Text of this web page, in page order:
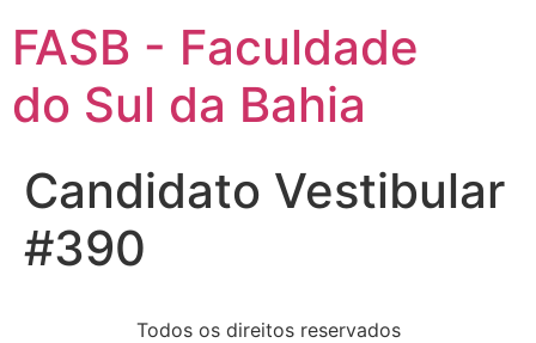
FASB - Faculdade
do Sul da Bahia
Candidato Vestibular
#390
Todos os direitos reservados